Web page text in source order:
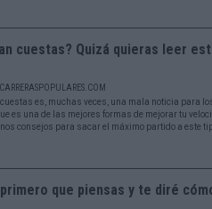
cuestas? Quizá quieras leer
es, muchas veces, una mala noticia para
es una de las mejores formas de mejorar tu
consejos para sacar el máximo partido a este
que piensas y te diré